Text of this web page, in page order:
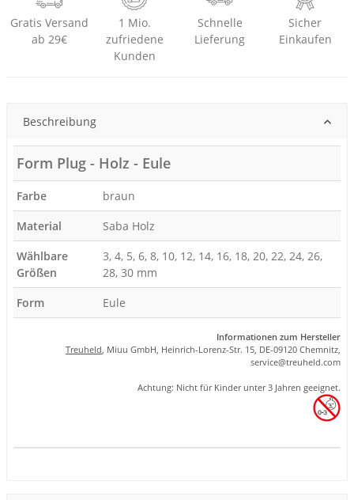
Gratis Versand
ab 29€
1 Mio.
zufriedene
Kunden
Schnelle
Lieferung
Sicher
Einkaufen
Beschreibung
Form Plug - Holz - Eule
Farbe
braun
Material
Saba Holz
Wählbare
Größen
3, 4, 5, 6, 8, 10, 12, 14, 16, 18, 20, 22, 24, 26,
28, 30 mm
Form
Eule
Informationen zum Hersteller
Treuheld, Miuu GmbH, Heinrich-Lorenz-Str. 15, DE-09120 Chemnitz,
service@treuheld.com
Achtung: Nicht für Kinder unter 3 Jahren geeignet.